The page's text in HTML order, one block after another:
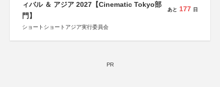
ィバル ＆ アジア 2027【Cinematic Tokyo部
門】
ショートショートアジア実行委員会
あと 177 日
PR